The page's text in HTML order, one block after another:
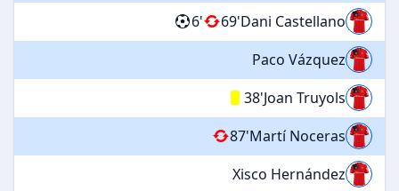
6'
69'Dani Castellano
Paco Vázquez
38'Joan Truyols
87'Martí Noceras
Xisco Hernández